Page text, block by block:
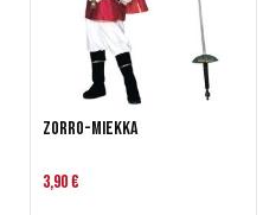
Zorro-miekka
3,90 €